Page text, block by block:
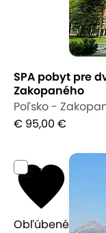
SPA pobyt pre
Zakopaného
Poľsko -
€ 95,00 €
9,1
Obľúbené